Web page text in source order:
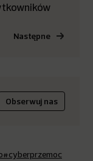
Następne
Obserwuj nas
#cyberprzemoc